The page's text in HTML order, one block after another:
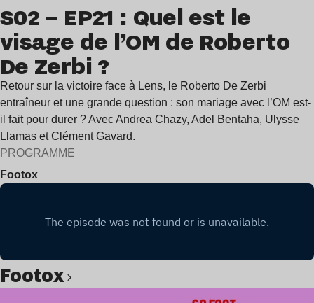
S02 – EP21 : Quel est le
visage de l’OM de Roberto
De Zerbi ?
Retour sur la victoire face à Lens, le Roberto De Zerbi
entraîneur et une grande question : son mariage avec l’OM est-
il fait pour durer ? Avec Andrea Chazy, Adel Bentaha, Ulysse
Llamas et Clément Gavard.
PROGRAMME
Footox
Footox
Lire l’article